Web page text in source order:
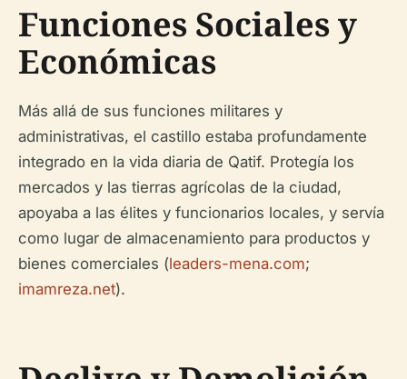
Funciones Sociales y
Económicas
Más allá de sus funciones militares y
administrativas, el castillo estaba profundamente
integrado en la vida diaria de Qatif. Protegía los
mercados y las tierras agrícolas de la ciudad,
apoyaba a las élites y funcionarios locales, y servía
como lugar de almacenamiento para productos y
bienes comerciales (leaders-mena.com;
imamreza.net).